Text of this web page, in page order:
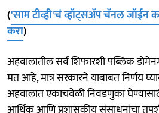
('साम टीव्ही'चं व्हॉट्सअ‍ॅप चॅनल जॉईन
करा)
अहवालातील सर्व शिफारशी पब्लिक
मत आहे, मात्र सरकारने याबाबत निर्णय
अहवालात एकाचवेळी निवडणुका